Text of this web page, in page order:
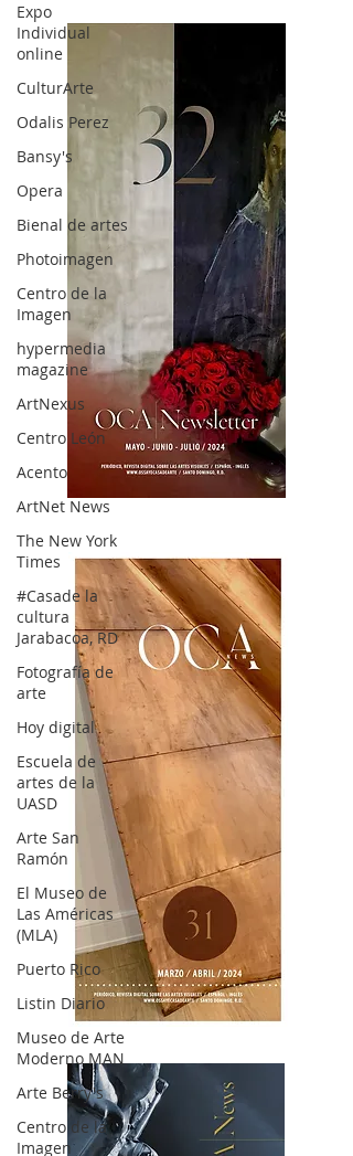
Expo
Individual
online
CulturArte
Odalis Perez
Bansy's
Opera
Bienal de artes
Photoimagen
Centro de la
Imagen
hypermedia
magazine
ArtNexus
Centro León
Acento
ArtNet News
The New York
Times
#Casade la
cultura
Jarabacoa, RD
Fotografía de
arte
Hoy digital
Escuela de
artes de la
UASD
Arte San
Ramón
El Museo de
Las Américas
(MLA)
Puerto Rico
Listin Diario
Museo de Arte
Moderno MAN
Arte Berry's
Centro de la
Imagen
OCA|News 32/ Mayo-Junio-Julio, 2023
OCA|News 31 / Marzo-Abril / 2024